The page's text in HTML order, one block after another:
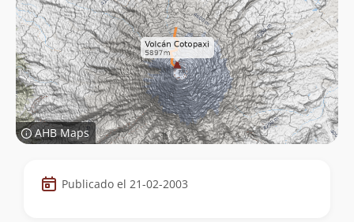
AHB Maps
Datos
de
Publicado el 21-02-2003